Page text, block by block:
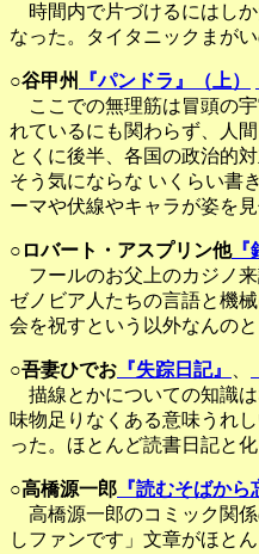
時間内で片づけるにはしか
なった。タイタニックまが
○谷甲州 『パンドラ』（上）
ここでの無理筋は冒頭の宇
れているにも関わらず、人
とくに後半、各国の政治的
そう気にならな いくらい書
ーマや伏線やキャラが姿を
○ ロバート・アスプリン他『
フールのお父上のカジノ来
ゼノビア人たちの言語と機
会を祝すという以外なんのと
○吾妻ひでお 『失踪日記』
描線とかについての知識は
味物足りなくある意味うれ
った。ほとんど読書日記と
○高橋源一郎 『読むそばから
高橋源一郎のコミック関係
しファンです」文章がほと